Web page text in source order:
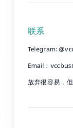
联系
Telegram:
Email：
放弃很容易，